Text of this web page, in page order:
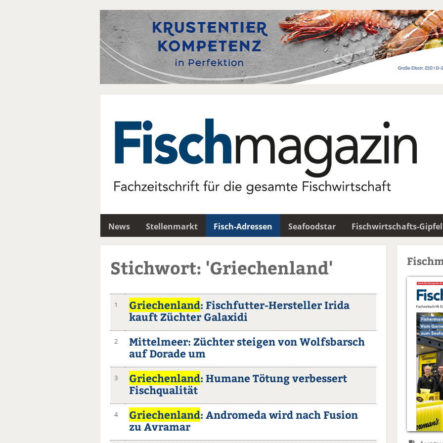
News Stellenmarkt Fisch-Adressen Seafoodstar Fischwirtschafts-Gipfel
Stichwort: 'Griechenland'
1 Griechenland: Fischfutter-Hersteller Irida
kauft Züchter Galaxidi
2
Mittelmeer: Züchter steigen von Wolfsbarsch
auf Dorade um
3 Griechenland: Humane Tötung verbessert
Fischqualität
4 Griechenland: Andromeda wird nach Fusion
zu Avramar